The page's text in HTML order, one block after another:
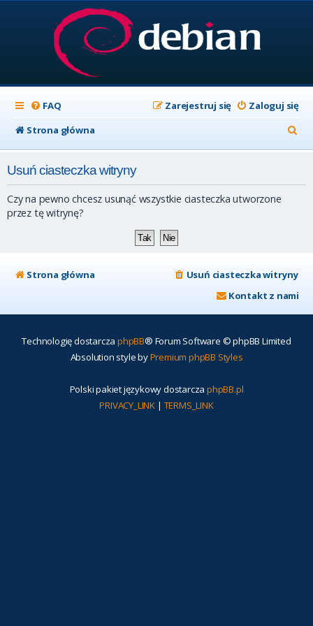
FAQ Zaloguj się
Zarejestruj się
Strona główna
z
Usuń ciasteczka witryny
Czy na pewno chcesz usunąć wszystkie ciasteczka utworzone
przez tę witrynę?
Strona główna
Usuń ciasteczka witryny
Kontakt z nami
Technologię dostarcza phpBB® Forum Software © phpBB Limited
Absolution style byPremium phpBB Styles
Polski pakiet językowy dostarcza phpBB.pl
PRIVACY_LINK | TERMS_LINK